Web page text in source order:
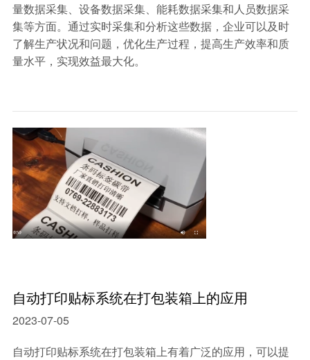
量数据采集、设备数据采集、能耗数据采集和人员数据采
集等方面。通过实时采集和分析这些数据，企业可以及时
了解生产状况和问题，优化生产过程，提高生产效率和质
量水平，实现效益最大化。
自动打印贴标系统在打包装箱上的应用
2023-07-05
自动打印贴标系统在打包装箱上有着广泛的应用，可以提